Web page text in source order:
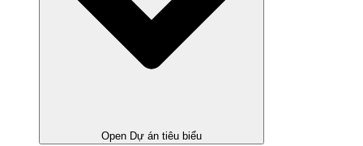
Open Dự án tiêu biểu